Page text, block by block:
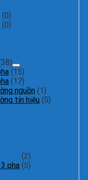
(0)
(0)
(15)
(17)
nguồn (1)
tín hiệu (5)
(2)
pha (5)